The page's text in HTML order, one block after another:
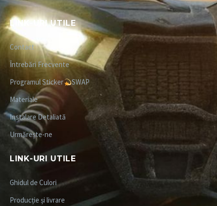
LINK-URI UTILE
Contact
Întrebări Frecvente
Programul Sticker
SWAP
Materiale
Instalare Detaliată
Urmărește-ne
LINK-URI UTILE
Ghidul de Culori
Producție și livrare